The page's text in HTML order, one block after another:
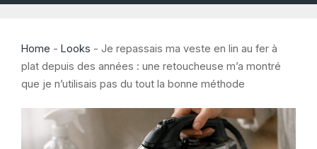
Home - Looks - Je repassais ma veste en lin au fer à
plat depuis des années : une retoucheuse m’a montré
que je n’utilisais pas du tout la bonne méthode